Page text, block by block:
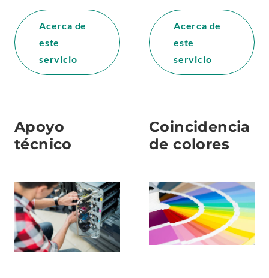
Acerca de
este
servicio
Acerca de
este
servicio
Apoyo
técnico
Coincidencia
de colores